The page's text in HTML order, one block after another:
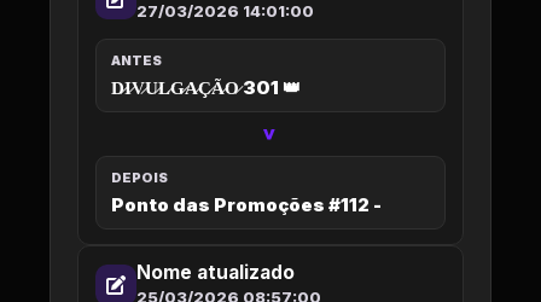
27/03/2026 14:01:00
ANTES
D̷I̷V̷U̷L̷G̷A̷Ç̷Ã̷O̷ 301 👑
>
DEPOIS
Ponto das Promoções #112 -
Nome atualizado
25/03/2026 08:57:00